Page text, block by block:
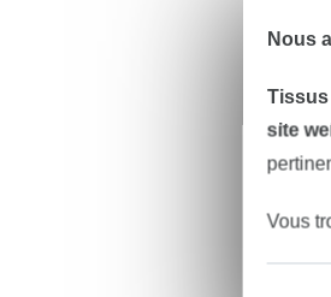
Nous
Tissus
site
Vous